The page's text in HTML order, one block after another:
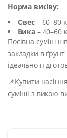
Норма висіву:
Овес – 60–80
Вика – 40–60
Посівна суміш
закладки в
ідеально
📌Купити
суміші з викою